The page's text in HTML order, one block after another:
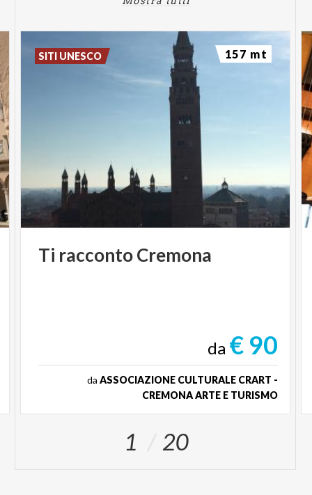
delle migliori rock band italiche degli anni ’80, ’90 e
’00 (Litfiba, CSI, PGR, Marlene Kuntz, Beau Geste e
molte altre). Gianni Maroccolo sarà accompagnato
sul palco da Andrea Chimenti (già cantante dei
Modà), da Mur Rouge (chitarra e basso) e da Andrea
Ti raccontoCremona
da € 90
da ASSOCIAZIONE CULTURALE CRART -
CREMONA ARTE E TURISMO
SITI UNESCO 157 mt
1 20